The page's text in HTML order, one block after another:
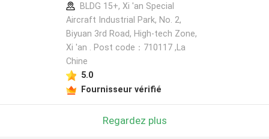
BLDG 15+, Xi 'an Special
Aircraft Industrial Park, No. 2,
Biyuan 3rd Road, High-tech Zone,
Xi 'an . Post code：710117 ,La
Chine
5.0
Fournisseur vérifié
Regardez plus